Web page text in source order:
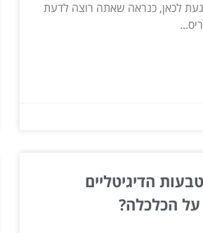
לכאן, כנראה שאתה רוצה לדעת
הדיגיטליים
על הכלכלה?